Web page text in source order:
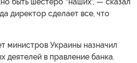
директор сделает все, что
министров Украины назначил
деятелей в правление банка.